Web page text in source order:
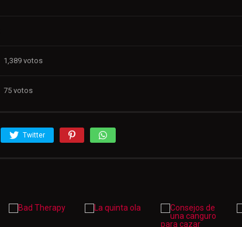
1,389 votos
75 votos
Twitter